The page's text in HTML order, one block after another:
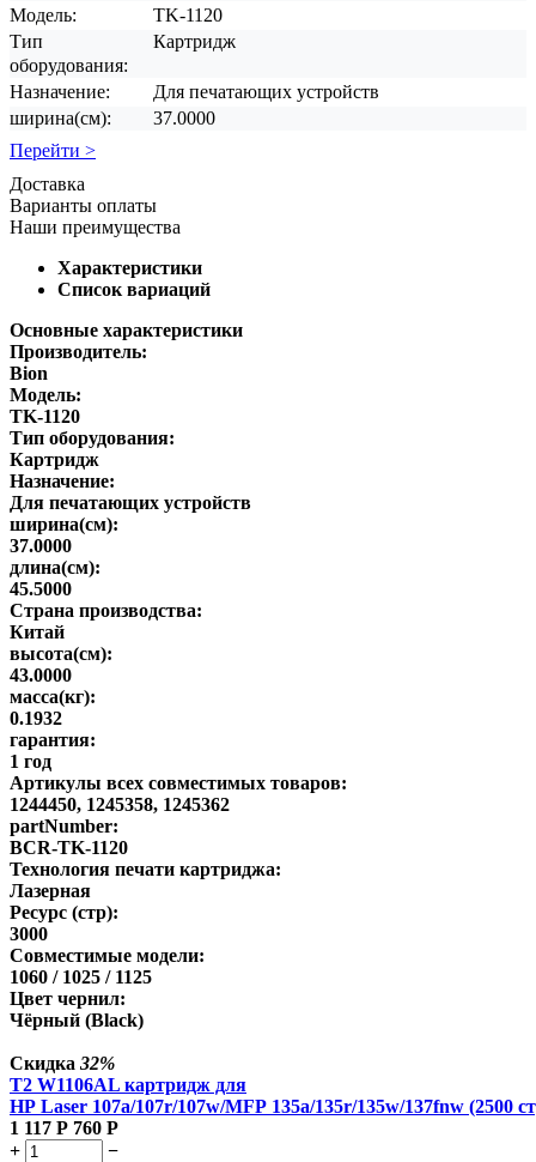
Модель:
TK-1120
Тип
оборудования:
Картридж
Назначение:
Для печатающих устройств
ширина(см):
37.0000
Перейти >
Доставка
Варианты оплаты
Наши преимущества
Характеристики
Список вариаций
Основные характеристики
Производитель:
Bion
Модель:
TK-1120
Тип оборудования:
Картридж
Назначение:
Для печатающих устройств
ширина(см):
37.0000
длина(см):
45.5000
Страна производства:
Китай
высота(см):
43.0000
масса(кг):
0.1932
гарантия:
1 год
Артикулы всех совместимых товаров:
1244450, 1245358, 1245362
partNumber:
BCR-TK-1120
Технология печати картриджа:
Лазерная
Ресурс (стр):
3000
Совместимые модели:
1060 / 1025 / 1125
Цвет чернил:
Чёрный (Black)
Скидка 32%
T2 W1106AL картридж для
HP Laser 107a/107r/107w/MFP 135a/135r/135w/137fnw (2500
1 117 Р 760 Р
+
−